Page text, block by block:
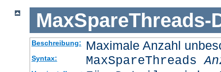
MaxSpareThreads-
Beschreibung: Maximale Anzahl
Syntax: MaxSpareThreads